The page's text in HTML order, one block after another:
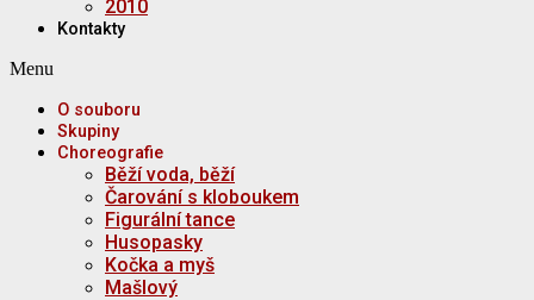
2010
Kontakty
Menu
O souboru
Skupiny
Choreografie
Běží voda, běží
Čarování s kloboukem
Figurální tance
Husopasky
Kočka a myš
Mašlový